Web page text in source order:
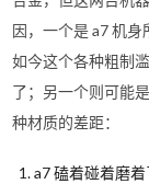
因，一个是 a7 机
如今这个各种粗制
了；另一个则可能
种材质的差距：
a7 磕着碰着磨